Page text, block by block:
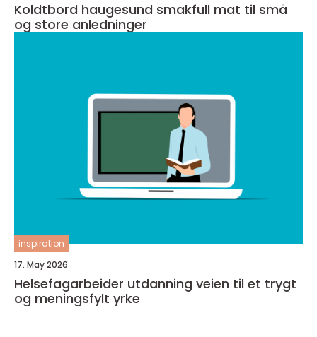
Koldtbord haugesund smakfull mat til små
og store anledninger
inspiration
17. May 2026
Helsefagarbeider utdanning veien til et trygt
og meningsfylt yrke